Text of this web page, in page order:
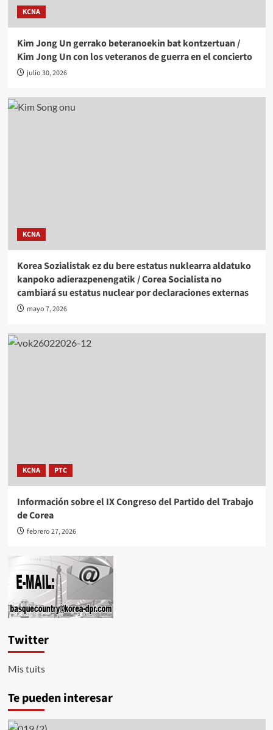
KCNA
Kim Jong Un gerrako beteranoekin bat kontzertuan /
Kim Jong Un con los veteranos de guerra en el concierto
julio 30, 2026
KCNA
Korea Sozialistak ez du bere estatus nuklearra aldatuko
kanpoko adierazpenengatik / Corea Socialista no
cambiará su estatus nuclear por declaraciones externas
mayo 7, 2026
KCNA PTC
Información sobre el IX Congreso del Partido del Trabajo
de Corea
febrero 27, 2026
Twitter
Mis tuits
Te pueden interesar